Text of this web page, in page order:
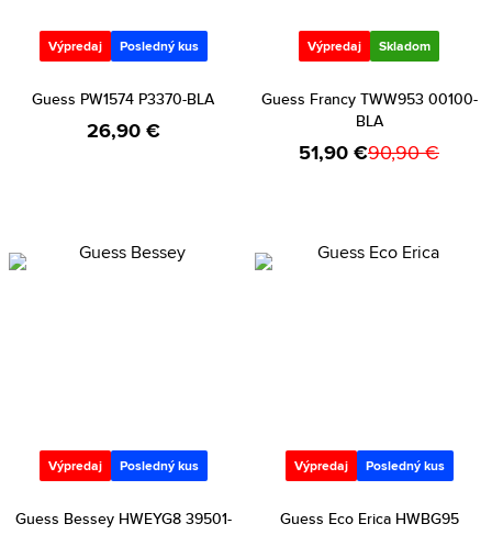
Výpredaj Posledný kus
Guess PW1574 P3370-BLA
26,90 €
Výpredaj Skladom
Guess Francy TWW953 00100-
BLA
51,90 €90,90 €
Výpredaj Posledný kus
Guess Bessey HWEYG8 39501-
Výpredaj Posledný kus
Guess Eco Erica HWBG95